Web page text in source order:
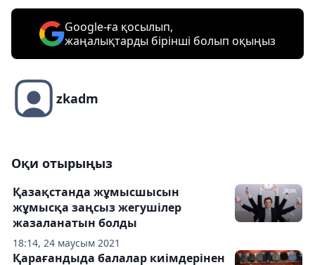
Google-ға қосылып,
жаңалықтарды бірінші болып оқыңыз
zkadm
Оқи отырыңыз
18:14, 24 маусым 2021
Қазақстанда жұмысшысын
жұмысқа заңсыз жегушілер
жазаланатын болды
Қарағандыда балалар киімдерінен